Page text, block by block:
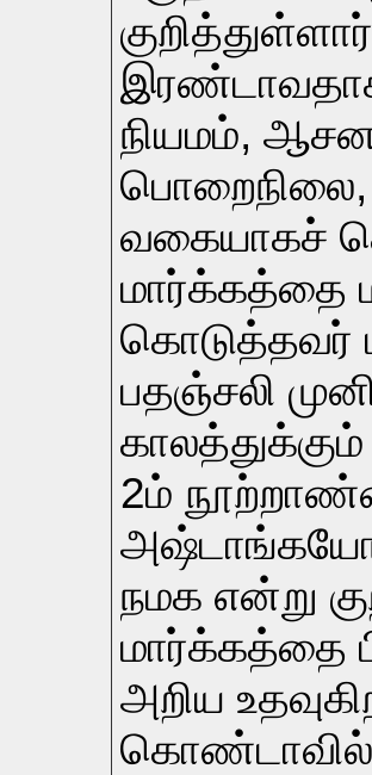
நியமம்,
பொறைநிலை,
வகையாகச்
மார்க்கத்தை
கொடுத்தவர்
பதஞ்சலி
2ம்
நமக என்று
மார்க்கத்தை
அறிய
கொண்டாவில்